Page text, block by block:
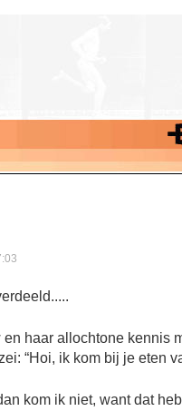
haar allochtone kennis
“Hoi, ik kom bij je eten
kom ik niet, want dat